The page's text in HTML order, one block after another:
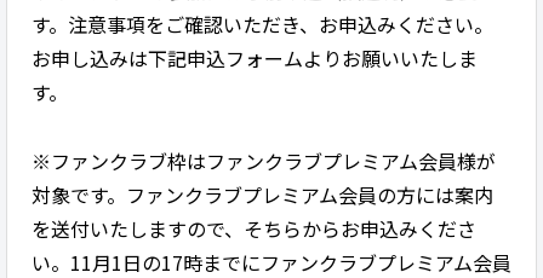
す。注意事項をご確認いただき、お申込みください。
お申し込みは下記申込フォームよりお願いいたしま
す。
※ファンクラブ枠はファンクラブプレミアム会員様が
対象です。ファンクラブプレミアム会員の方には案内
を送付いたしますので、そちらからお申込みくださ
い。11月1日の17時までにファンクラブプレミアム会員